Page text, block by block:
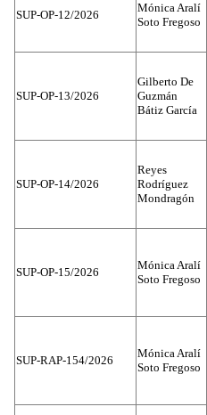
SUP-OP-12/2026
Mónica Aralí
Soto Fregoso
SUP-OP-13/2026
Gilberto De
Guzmán
Bátiz García
SUP-OP-14/2026
Reyes
Rodríguez
Mondragón
SUP-OP-15/2026
Mónica Aralí
Soto Fregoso
SUP-RAP-154/2026
Mónica Aralí
Soto Fregoso